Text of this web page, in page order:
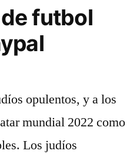
futbol
opulentos, y a los
mundial 2022 como
Los judíos